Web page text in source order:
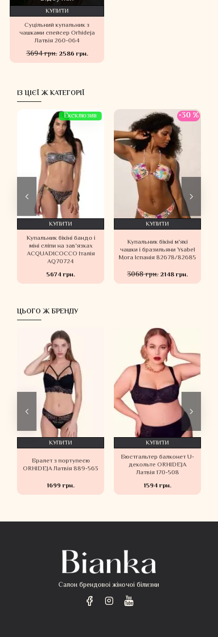
Суцільний купальник з
чашками спейсер Orhideja
Латвія 260-064
3694 грн. 2586 грн.
КУПИТИ
ІЗ ЦІЄЇ Ж КАТЕГОРІЇ
Ексклюзив
Купальник бікіні бандо і
міні сліпи на зав'язках
ACQUADICOCCO Італія
AQ70724
5674 грн.
КУПИТИ
-30 %
Купальник бікіні м'які
чашки і бразильяни Ysabel
Mora Іспанія 82678/82685
3068 грн. 2148 грн.
КУПИТИ
ЦЬОГО Ж БРЕНДУ
Бралет з портупеєю
ORHIDEJA Латвія 889-563
1699 грн.
КУПИТИ
Бюстгальтер балконет U-
декольте ORHIDEJA
Латвія 170-508
1594 грн.
КУПИТИ
Салон брендовоі жіночоі білизни